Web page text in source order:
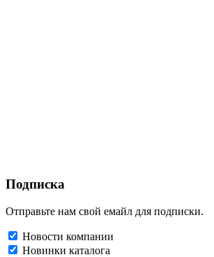
Подписка
Отправьте нам свой емайл для подписки.
Новости компании
Новинки каталога